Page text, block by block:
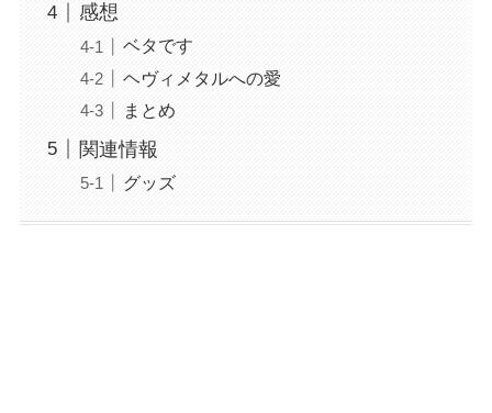
感想
ベタです
ヘヴィメタルへの愛
まとめ
関連情報
グッズ